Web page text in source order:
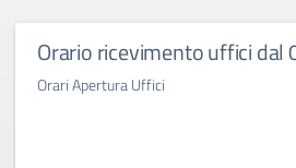
Orario ricevimento uffici
Orari Apertura Uffici